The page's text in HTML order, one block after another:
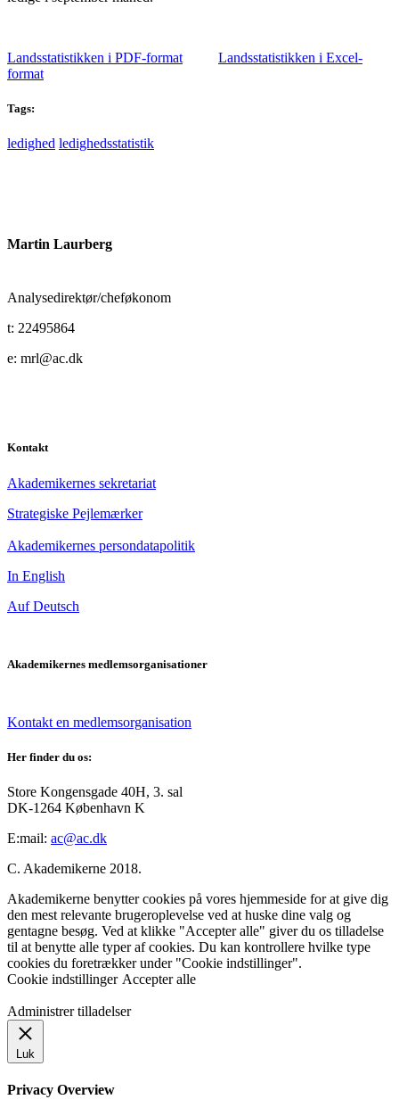
Landsstatistikken i PDF-format
Landsstatistikken i Excel-
format
Tags:
ledighed ledighedsstatistik
Martin Laurberg
Analysedirektør/cheføkonom
t: 22495864
e: mrl@ac.dk
Kontakt
Akademikernes sekretariat
Strategiske Pejlemærker
Akademikernes persondatapolitik
In English
Auf Deutsch
Akademikernes medlemsorganisationer
Kontakt en medlemsorganisation
Her finder du os:
Store Kongensgade 40H, 3. sal
DK-1264 København K
E:mail: ac@ac.dk
C. Akademikerne 2018.
Akademikerne benytter cookies på vores hjemmeside for at give dig
den mest relevante brugeroplevelse ved at huske dine valg og
gentagne besøg. Ved at klikke "Accepter alle" giver du os tilladelse
til at benytte alle typer af cookies. Du kan kontrollere hvilke type
cookies du foretrækker under "Cookie indstillinger".
Cookie indstillinger Accepter alle
Administrer tilladelser
Luk
Privacy Overview